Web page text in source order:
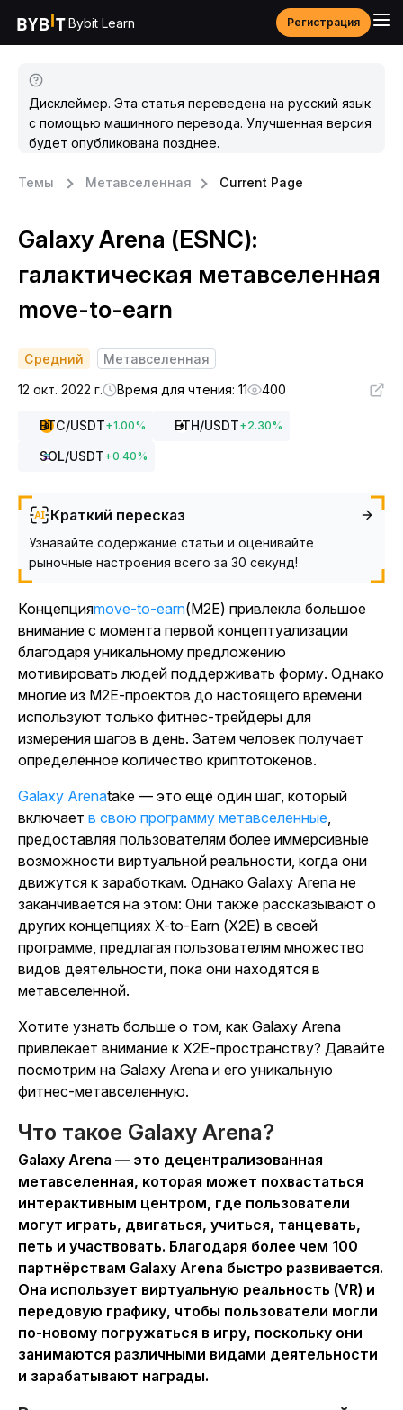
Bybit Learn Регистрация
Дисклеймер. Эта статья переведена на русский язык
с помощью машинного перевода. Улучшенная версия
будет опубликована позднее.
Темы Метавселенная Current Page
Galaxy Arena (ESNC):
галактическая метавселенная
move-to-earn
Средний
Метавселенная
12 окт. 2022 г.
Время для чтения: 11 400
BTC/USDT+1.00% ETH/USDT+2.30%
SOL/USDT+0.40%
Краткий пересказ
Узнавайте содержание статьи и оценивайте
рыночные настроения всего за 30 секунд!
Концепцияmove-to-earn(M2E) привлекла большое
внимание с момента первой концептуализации
благодаря уникальному предложению
мотивировать людей поддерживать форму. Однако
многие из M2E-проектов до настоящего времени
используют только фитнес-трейдеры для
измерения шагов в день. Затем человек получает
определённое количество криптотокенов.
Galaxy Arenatake — это ещё один шаг, который
включает в свою программу метавселенные,
предоставляя пользователям более иммерсивные
возможности виртуальной реальности, когда они
движутся к заработкам. Однако Galaxy Arena не
заканчивается на этом: Они также рассказывают о
других концепциях X-to-Earn (X2E) в своей
программе, предлагая пользователям множество
видов деятельности, пока они находятся в
метавселенной.
Хотите узнать больше о том, как Galaxy Arena
привлекает внимание к X2E-пространству? Давайте
посмотрим на Galaxy Arena и его уникальную
фитнес-метавселенную.
Что такое Galaxy Arena?
Galaxy Arena — это децентрализованная
метавселенная, которая может похвастаться
интерактивным центром, где пользователи
могут играть, двигаться, учиться, танцевать,
петь и участвовать. Благодаря более чем 100
партнёрствам Galaxy Arena быстро развивается.
Она использует виртуальную реальность (VR) и
передовую графику, чтобы пользователи могли
по-новому погружаться в игру, поскольку они
занимаются различными видами деятельности
и зарабатывают награды.